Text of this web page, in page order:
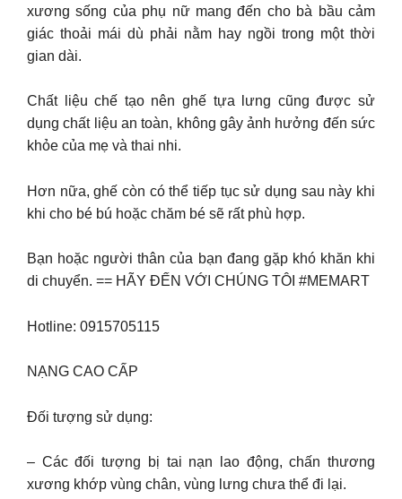
xương sống của phụ nữ mang đến cho bà bầu cảm
giác thoải mái dù phải nằm hay ngồi trong một thời
gian dài.
Chất liệu chế tạo nên ghế tựa lưng cũng được sử
dụng chất liệu an toàn, không gây ảnh hưởng đến sức
khỏe của mẹ và thai nhi.
Hơn nữa, ghế còn có thể tiếp tục sử dụng sau này khi
khi cho bé bú hoặc chăm bé sẽ rất phù hợp.
Bạn hoặc người thân của bạn đang gặp khó khăn khi
di chuyển. == HÃY ĐẾN VỚI CHÚNG TÔI #MEMART
Hotline: 0915705115
NẠNG CAO CẤP
Đối tượng sử dụng:
– Các đối tượng bị tai nạn lao động, chấn thương
xương khớp vùng chân, vùng lưng chưa thể đi lại.